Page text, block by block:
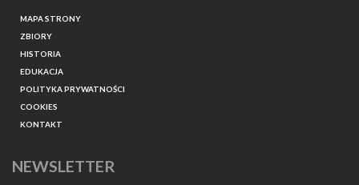
MAPA STRONY
ZBIORY
HISTORIA
EDUKACJA
POLITYKA PRYWATNOŚCI
COOKIES
KONTAKT
NEWSLETTER